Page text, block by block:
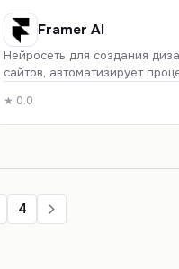
Framer AI
Нейросеть для создания
сайтов, автоматизирует
★ 0.0
4